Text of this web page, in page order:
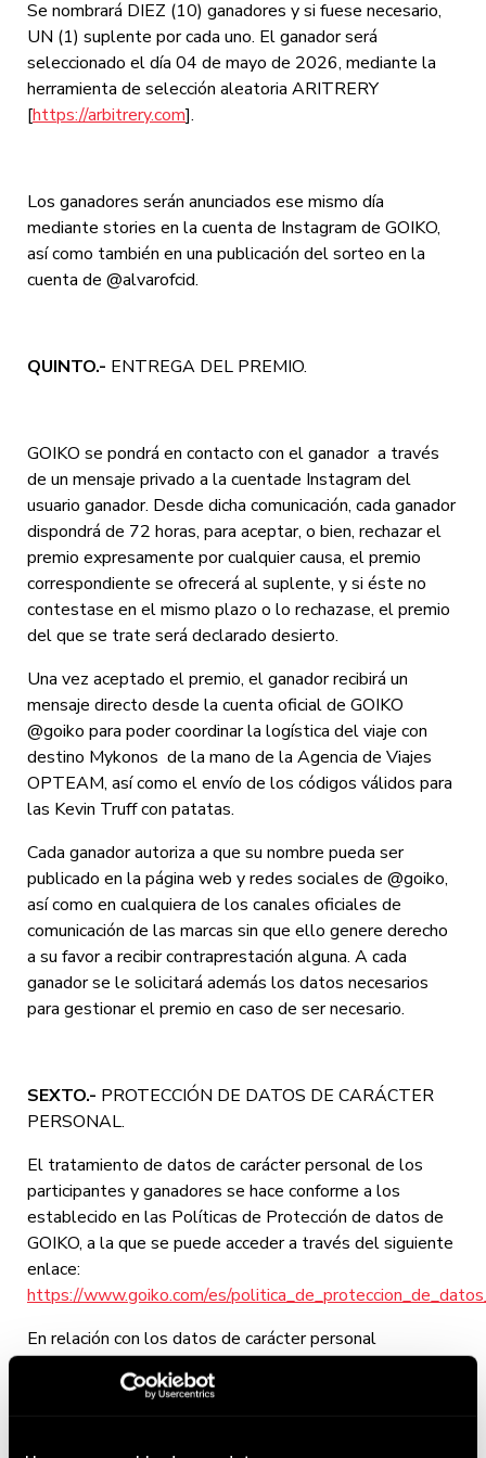
Se nombrará DIEZ (10) ganadores y si fuese necesario,
UN (1) suplente por cada uno. El ganador será
seleccionado el día 04 de mayo de 2026, mediante la
herramienta de selección aleatoria ARITRERY
[https://arbitrery.com].
Los ganadores serán anunciados ese mismo día
mediante stories en la cuenta de Instagram de GOIKO,
así como también en una publicación del sorteo en la
cuenta de @alvarofcid.
QUINTO.- ENTREGA DEL PREMIO.
GOIKO se pondrá en contacto con el ganador a través
de un mensaje privado a la cuentade Instagram del
usuario ganador. Desde dicha comunicación, cada ganador
dispondrá de 72 horas, para aceptar, o bien, rechazar el
premio expresamente por cualquier causa, el premio
correspondiente se ofrecerá al suplente, y si éste no
contestase en el mismo plazo o lo rechazase, el premio
del que se trate será declarado desierto.
Una vez aceptado el premio, el ganador recibirá un
mensaje directo desde la cuenta oficial de GOIKO
@goiko para poder coordinar la logística del viaje con
destino Mykonos de la mano de la Agencia de Viajes
OPTEAM, así como el envío de los códigos válidos para
las Kevin Truff con patatas.
Cada ganador autoriza a que su nombre pueda ser
publicado en la página web y redes sociales de @goiko,
así como en cualquiera de los canales oficiales de
comunicación de las marcas sin que ello genere derecho
a su favor a recibir contraprestación alguna. A cada
ganador se le solicitará además los datos necesarios
para gestionar el premio en caso de ser necesario.
SEXTO.- PROTECCIÓN DE DATOS DE CARÁCTER
PERSONAL.
El tratamiento de datos de carácter personal de los
participantes y ganadores se hace conforme a los
establecido en las Políticas de Protección de datos de
GOIKO, a la que se puede acceder a través del siguiente
enlace:
https://www.goiko.com/es/
En relación con los datos de carácter personal
de la mano de la Agencia de Viajes OPTEAm, dicha